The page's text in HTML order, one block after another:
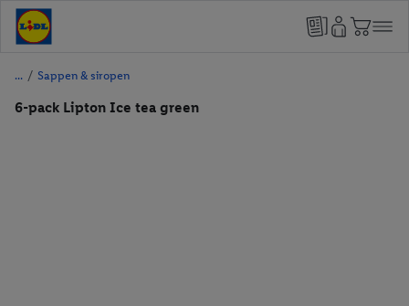
/ Sappen & siropen
6-pack Lipton Ice tea green